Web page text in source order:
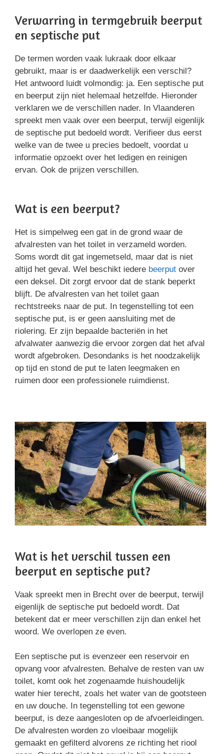
Verwarring in termgebruik beerput
en septische put
De termen worden vaak lukraak door elkaar
gebruikt, maar is er daadwerkelijk een verschil?
Het antwoord luidt volmondig: ja. Een septische put
en beerput zijn niet helemaal hetzelfde. Hieronder
verklaren we de verschillen nader. In Vlaanderen
spreekt men vaak over een beerput, terwijl eigenlijk
de septische put bedoeld wordt. Verifieer dus eerst
welke van de twee u precies bedoelt, voordat u
informatie opzoekt over het ledigen en reinigen
ervan. Ook de prijzen verschillen.
Wat is een beerput?
Het is simpelweg een gat in de grond waar de
afvalresten van het toilet in verzameld worden.
Soms wordt dit gat ingemetseld, maar dat is niet
altijd het geval. Wel beschikt iedere beerput over
een deksel. Dit zorgt ervoor dat de stank beperkt
blijft. De afvalresten van het toilet gaan
rechtstreeks naar de put. In tegenstelling tot een
septische put, is er geen aansluiting met de
riolering. Er zijn bepaalde bacteriën in het
afvalwater aanwezig die ervoor zorgen dat het afval
wordt afgebroken. Desondanks is het noodzakelijk
op tijd en stond de put te laten leegmaken en
ruimen door een professionele ruimdienst.
Wat is het verschil tussen een
beerput en septische put?
Vaak spreekt men in Brecht over de beerput, terwijl
eigenlijk de septische put bedoeld wordt. Dat
betekent dat er meer verschillen zijn dan enkel het
woord. We overlopen ze even.
Een septische put is evenzeer een reservoir en
opvang voor afvalresten. Behalve de resten van uw
toilet, komt ook het zogenaamde huishoudelijk
water hier terecht, zoals het water van de gootsteen
en uw douche. In tegenstelling tot een gewone
beerput, is deze aangesloten op de afvoerleidingen.
De afvalresten worden zo vloeibaar mogelijk
gemaakt en gefilterd alvorens ze richting het riool